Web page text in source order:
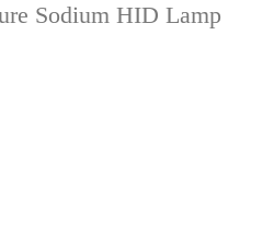
Sodium HID Lamp